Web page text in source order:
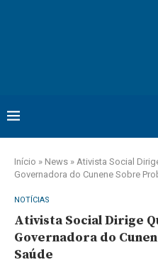
Início » News » Ativista Social
Governadora do Cunene Sobre
NOTÍCIAS
Ativista Social Dirige
Governadora do
Saúde